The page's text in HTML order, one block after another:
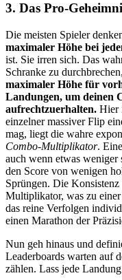
3. Das Pro-
Die meisten Spieler
maximaler Höhe bei
ist. Sie irren sich. Das
Schranke zu
maximaler Höhe für
Landungen, um deinen
aufrechtzuerhalten. Hier
einzelner massiver Flip
mag, liegt die wahre
Combo-Multiplikator.
auch wenn etwas
den Score von wenigen
Sprüngen. Die
Multiplikator, was zu
das reine Verfolgen
einen Marathon der
Nun geh hinaus und
Leaderboards warten auf
zählen. Lass jede